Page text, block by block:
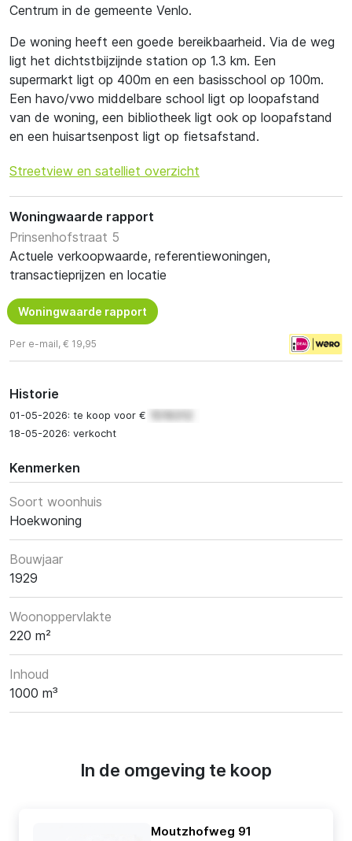
Centrum in de gemeente Venlo.
De woning heeft een goede bereikbaarheid. Via de weg
ligt het dichtstbijzijnde station op 1.3 km. Een
supermarkt ligt op 400m en een basisschool op 100m.
Een havo/vwo middelbare school ligt op loopafstand
van de woning, een bibliotheek ligt ook op loopafstand
en een huisartsenpost ligt op fietsafstand.
Streetview en satelliet overzicht
Woningwaarde rapport
Prinsenhofstraat 5
Actuele verkoopwaarde, referentiewoningen,
transactieprijzen en locatie
Woningwaarde rapport
Per e-mail, € 19,95
Historie
01-05-2026: te koop voor €
18-05-2026: verkocht
Kenmerken
Soort woonhuis
Hoekwoning
Bouwjaar
1929
Woonoppervlakte
220 m²
Inhoud
1000 m³
In de omgeving te koop
Moutzhofweg 91